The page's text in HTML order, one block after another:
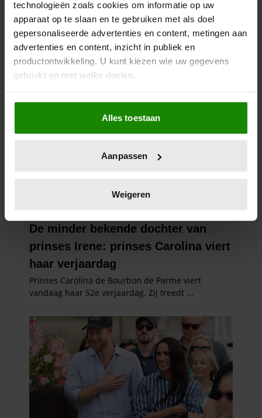
technologieën zoals cookies om informatie op uw
apparaat op te slaan en te gebruiken met als doel
gepersonaliseerde advertenties en content, metingen aan
advertenties en content, inzicht in publiek en
productontwikkeling. U kunt kiezen wie uw gegevens
gebruikt en met welke doelen.
Als u het toestaat, willen we ook graag:
Informatie verzamelen over uw geografische
locatie, die tot een paar meter nauwkeurig kan zijn
scannen op specifieke eigenschappen (fingerprinting)
verwerkt en stel uw voorkeuren in het
intrekken in de Cookieverklaring.
We gebruiken cookies om content en advertenties te
personaliseren, om functies voor social media te bieden
en om ons websiteverkeer te analyseren. Ook delen we
informatie over uw gebruik van onze site met onze
partners kunnen deze gegevens combineren met andere
informatie die u aan ze heeft verstrekt of die ze hebben
verzameld op basis van uw gebruik van hun services. U
gaat akkoord met onze cookies als u onze website blijft
gebruiken.
Alles toestaan
Aanpassen
Weigeren